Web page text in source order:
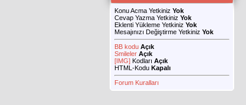
Konu Acma Yetkiniz Yok
Cevap Yazma Yetkiniz Yok
Eklenti Yükleme Yetkiniz Yok
Mesajınızı Değiştirme Yetkiniz Yok
BB kodu Açık
Smileler Açık
[IMG] Kodları Açık
HTML-Kodu Kapalı
Forum Kuralları